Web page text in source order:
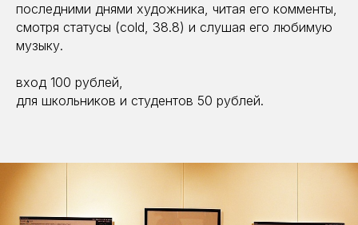
последними днями художника, читая его комменты,
смотря статусы (cold, 38.8) и слушая его любимую
музыку.
вход 100 рублей,
для школьников и студентов 50 рублей.